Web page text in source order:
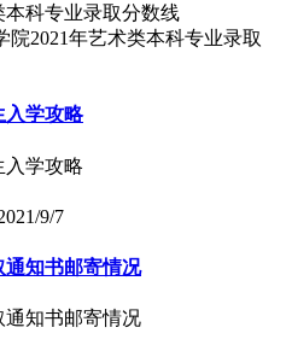
院2021年艺术类本科专业录取
入学攻略
入学攻略
9/7
通知书邮寄情况
通知书邮寄情况